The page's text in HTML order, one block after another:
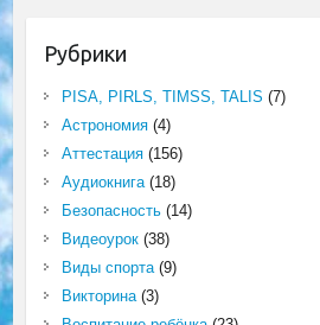
Рубрики
PISA, PIRLS, TIMSS, TALIS (7)
Астрономия(4)
Аттестация(156)
Аудиокнига(18)
Безопасность(14)
Видеоурок(38)
Виды спорта(9)
Викторина(3)